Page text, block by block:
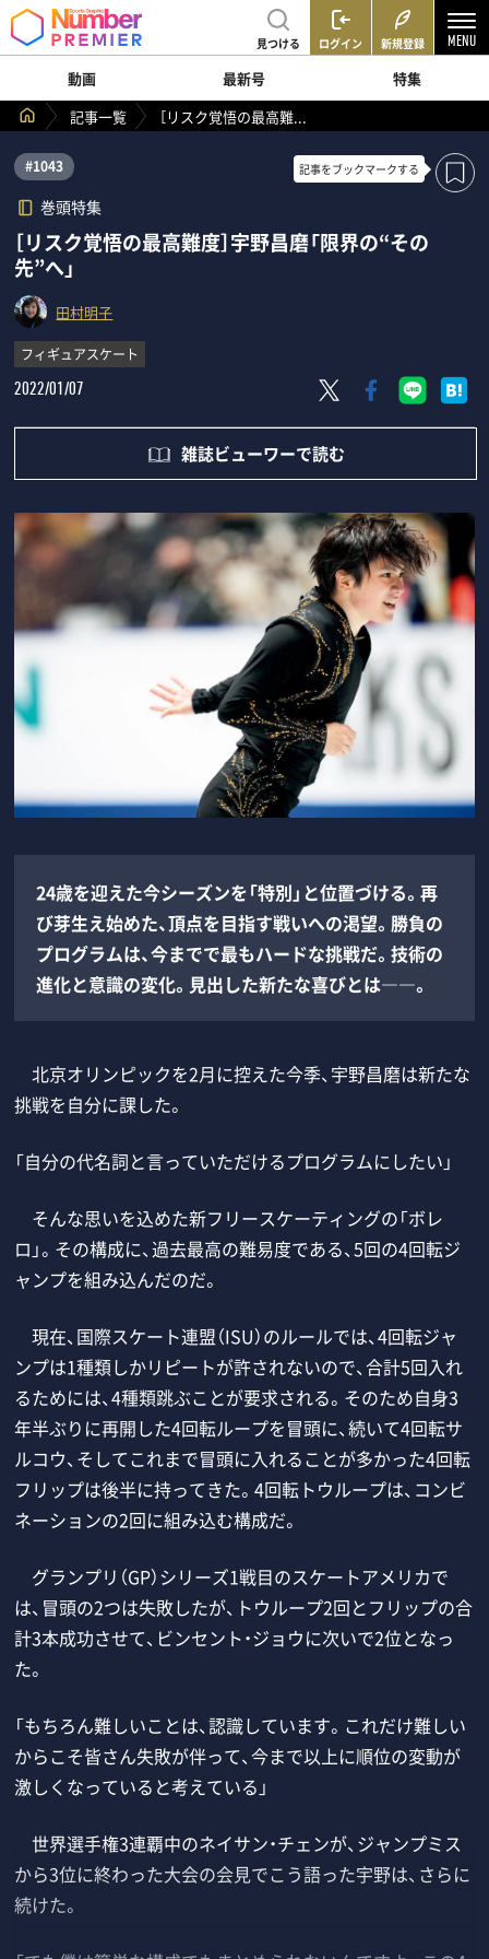
見つける ログイン 新規登録
動画 最新号
特集
記事一覧
［リスク覚悟の最高難...
#1043
巻頭特集
記事をブックマークする
［リスク覚悟の最高難度］宇野昌磨「限界の“その
先”へ」
田村明子
フィギュアスケート
2022/01/07
雑誌ビューワーで読む
24歳を迎えた今シーズンを「特別」と位置づける。再
び芽生え始めた、頂点を目指す戦いへの渇望。勝負の
プログラムは、今までで最もハードな挑戦だ。技術の
進化と意識の変化。見出した新たな喜びとは――。
北京オリンピックを2月に控えた今季、宇野昌磨は新たな
挑戦を自分に課した。
「自分の代名詞と言っていただけるプログラムにしたい」
そんな思いを込めた新フリースケーティングの「ボレ
ロ」。その構成に、過去最高の難易度である、5回の4回転ジ
ャンプを組み込んだのだ。
現在、国際スケート連盟（ISU）のルールでは、4回転ジャ
ンプは1種類しかリピートが許されないので、合計5回入れ
るためには、4種類跳ぶことが要求される。そのため自身3
年半ぶりに再開した4回転ループを冒頭に、続いて4回転サ
ルコウ、そしてこれまで冒頭に入れることが多かった4回転
フリップは後半に持ってきた。4回転トウループは、コンビ
ネーションの2回に組み込む構成だ。
グランプリ（GP）シリーズ1戦目のスケートアメリカで
は、冒頭の2つは失敗したが、トウループ2回とフリップの合
計3本成功させて、ビンセント・ジョウに次いで2位となっ
た。
「もちろん難しいことは、認識しています。これだけ難しい
からこそ皆さん失敗が伴って、今まで以上に順位の変動が
激しくなっていると考えている」
世界選手権3連覇中のネイサン・チェンが、ジャンプミス
から3位に終わった大会の会見でこう語った宇野は、さらに
続けた。